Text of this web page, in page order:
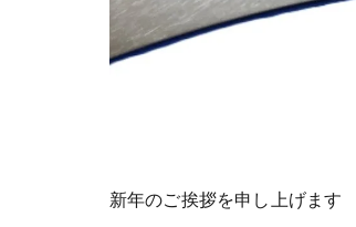
新年のご挨拶を申し上げます